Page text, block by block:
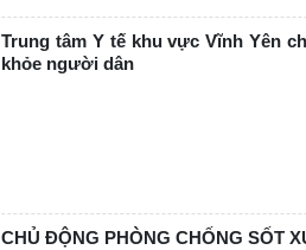
Trung tâm Y tế khu vực Vĩnh Yên
khỏe người dân
CHỦ ĐỘNG PHÒNG CHỐNG SỐT